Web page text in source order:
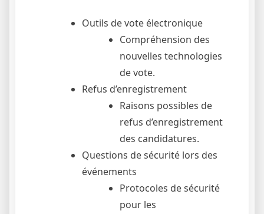
Outils de vote électronique
Compréhension des
nouvelles technologies
de vote.
Refus d’enregistrement
Raisons possibles de
refus d’enregistrement
des candidatures.
Questions de sécurité lors des
événements
Protocoles de sécurité
pour les